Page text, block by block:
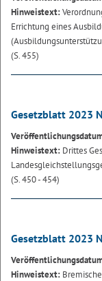
Hinweistext:
Errichtung eines
(S. 455)
Gesetzblatt 2023
Hinweistext: Drittes
(S. 450 - 454)
Gesetzblatt 2023
Hinweistext: